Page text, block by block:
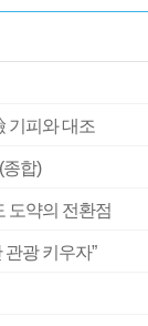
기피와 대조
합)
도약의 전환점
관광 키우자”